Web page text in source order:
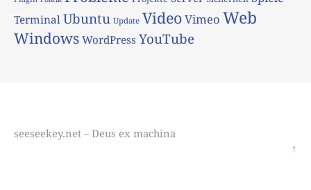
TerminalUbuntu Update VideoVimeo Web
Windows WordPress YouTube
seeseekey.net – Deus ex machina
↑